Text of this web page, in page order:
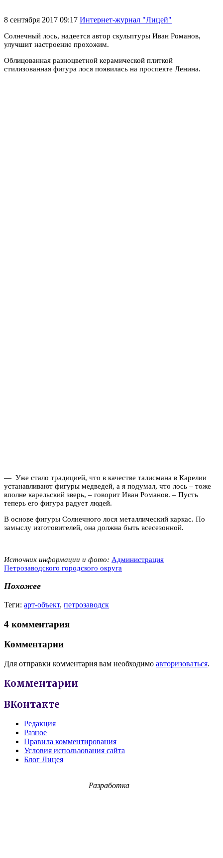
8 сентября 2017 09:17 Интернет-журнал "Лицей"
Солнечный лось, надеется автор скульптуры Иван Романов,
улучшит настроение прохожим.
Облицованная разноцветной керамической плиткой
стилизованная фигура лося появилась на проспекте Ленина.
— Уже стало традицией, что в качестве талисмана в Карелии
устанавливают фигуры медведей, а я подумал, что лось – тоже
вполне карельский зверь, – говорит Иван Романов. – Пусть
теперь его фигура радует людей.
В основе фигуры Солнечного лося металлический каркас. По
замыслу изготовителей, она должна быть всесезонной.
Источник информации и фото: Администрация
Петрозаводского городского округа
Похожее
Теги: арт-объект, петрозаводск
4 комментария
Комментарии
Для отправки комментария вам необходимо авторизоваться.
Комментарии
ВКонтакте
Редакция
Разное
Правила комментирования
Условия использования сайта
Блог Лицея
Разработка